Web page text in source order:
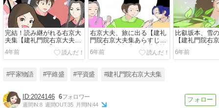
完結！読み継がれる右京大
夫集【建礼門院右京大夫集
あらすじマンガ】｜もう一
つの平家物語
4年前
右京大夫、旅に出る【建礼
門院右京大夫集あらすじマ
ンガ】｜小松家の出世事情
6年前
比叡坂本、雪
【建礼門院右
すじマンガ】
6年前
#平家物語 #平維盛 #平資盛 #建礼門院右京大夫集
2024146 6
週間IN:8 週間OUT:35 月間IN:44